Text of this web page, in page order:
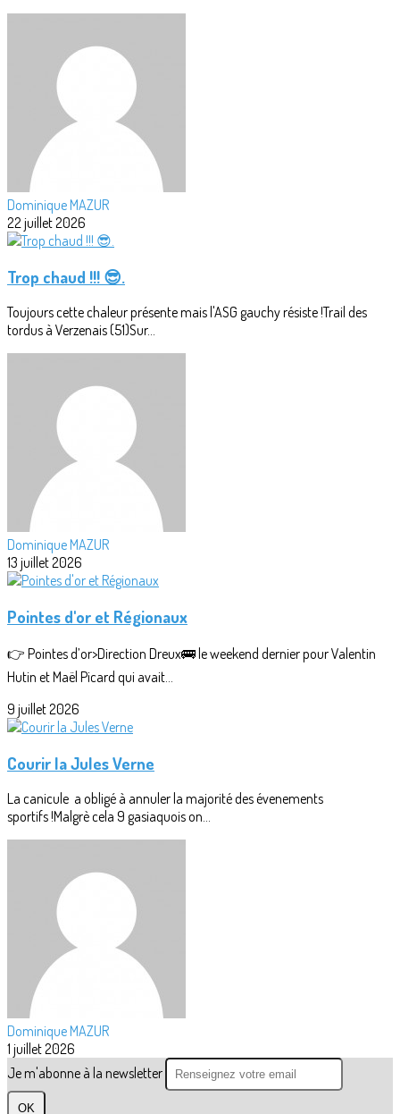
Dominique MAZUR
22 juillet 2026
Trop chaud !!! 😎.
Toujours cette chaleur présente mais l'ASG gauchy résiste !Trail des
tordus à Verzenais (51)Sur...
Dominique MAZUR
13 juillet 2026
Pointes d'or et Régionaux
👉 Pointes d’or>Direction Dreux🚌 le weekend dernier pour Valentin
Hutin et Maël Picard qui avait...
9 juillet 2026
Courir la Jules Verne
La canicule a obligé à annuler la majorité des évenements
sportifs !Malgrè cela 9 gasiaquois on...
Dominique MAZUR
1 juillet 2026
Je m'abonne à la newsletter
OK